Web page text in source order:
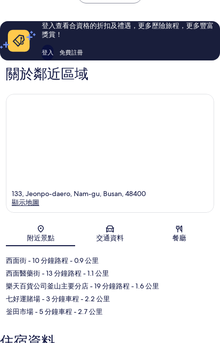
評
價
篇
評
評
價
登入查看合資格的折扣及禮遇，更多歷險旅程，更多豐富
獎賞！
登入 免費註冊
關於鄰近區域
地圖
133, Jeonpo-daero, Nam-gu, Busan, 48400
顯示地圖
附近景點 交通資料 餐廳
西面街- 10 分鐘路程 - 0.9 公里
西面醫藥街- 13 分鐘路程 - 1.1 公里
樂天百貨公司釜山主要分店- 19 分鐘路程 - 1.6 公里
七好運賭場- 3 分鐘車程 - 2.2 公里
釡田市場- 5 分鐘車程 - 2.7 公里